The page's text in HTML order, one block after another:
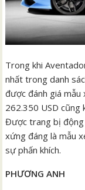
Trong khi
nhất trong danh
được đánh giá mẫu
262.350 USD cũng
Được trang bị
xứng đáng là mẫu
sự phấn khích.
PHƯƠNG ANH